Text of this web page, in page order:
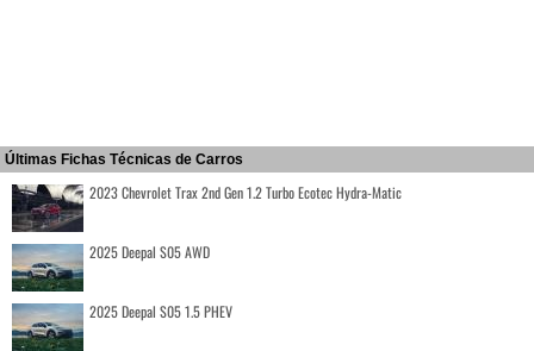
Últimas Fichas Técnicas de Carros
2023 Chevrolet Trax 2nd Gen 1.2 Turbo Ecotec Hydra-Matic
2025 Deepal S05 AWD
2025 Deepal S05 1.5 PHEV